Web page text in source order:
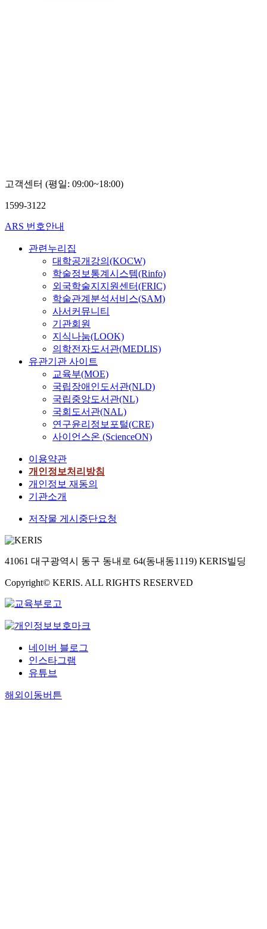
고객센터 (평일: 09:00~18:00)
1599-3122
ARS 번호안내
관련누리집
대학공개강의(KOCW)
학술정보통계시스템(Rinfo)
외국학술지지원센터(FRIC)
학술관계분석서비스(SAM)
사서커뮤니티
기관회원
지식나눔(LOOK)
의학전자도서관(MEDLIS)
유관기관 사이트
교육부(MOE)
국립장애인도서관(NLD)
국립중앙도서관(NL)
국회도서관(NAL)
연구윤리정보포털(CRE)
사이언스온 (ScienceON)
이용약관
개인정보처리방침
개인정보 재동의
기관소개
저작물 게시중단요청
41061 대구광역시 동구 동내로 64(동내동1119) KERIS빌딩
Copyright© KERIS. ALL RIGHTS RESERVED
네이버 블로그
인스타그램
유튜브
해외이동버튼